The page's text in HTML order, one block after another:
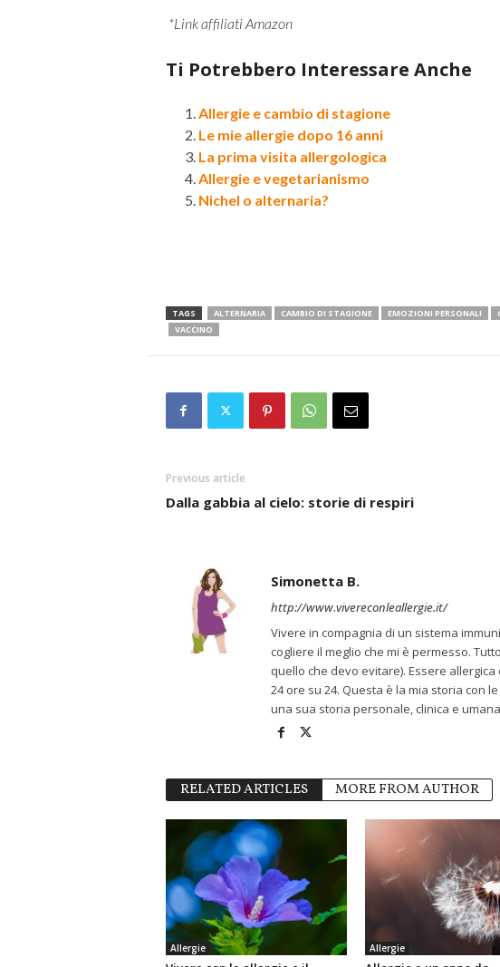
*Link affiliati Amazon
Ti Potrebbero Interessare Anche
Allergie e cambio di stagione
Le mie allergie dopo 16 anni
La prima visita allergologica
Allergie e vegetarianismo
Nichel o alternaria?
TAGS ALTERNARIA CAMBIO DI STAGIONE EMOZIONI PERSONALI
VACCINO
Previous article
Dalla gabbia al cielo: storie di respiri
Simonetta B.
http://www.vivereconleallergie.it/
Vivere in compagnia di un sistema
cogliere il meglio che mi è permesso.
quello che devo evitare). Essere
24 ore su 24. Questa è la mia storia con
una sua storia personale, clinica e
RELATED ARTICLES MORE FROM AUTHOR
Allergie Allergie